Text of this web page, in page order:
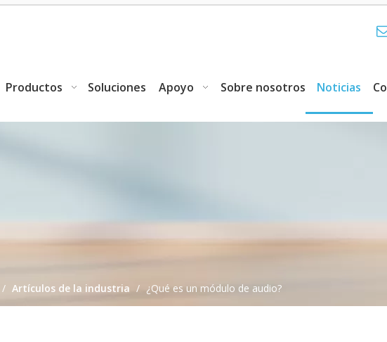
Productos Soluciones Apoyo Sobre nosotros Noticias
/ Artículos de la industria / ¿Qué es un módulo de audio?